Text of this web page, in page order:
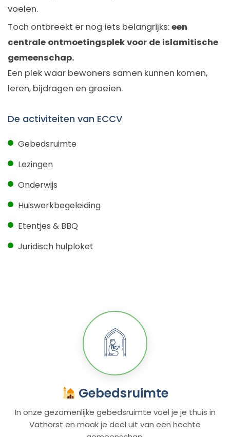
voelen.
Toch ontbreekt er nog iets belangrijks:een
centrale ontmoetingsplek voor de islamitische
gemeenschap.
Een plek waar bewoners samen kunnen komen,
leren, bijdragen en groeien.
De activiteiten van ECCV
Gebedsruimte
Lezingen
Onderwijs
Huiswerkbegeleiding
Etentjes & BBQ
Juridisch hulploket
Gebedsruimte
In onze gezamenlijke gebedsruimte voel je je thuis in
Vathorst en maak je deel uit van een hechte